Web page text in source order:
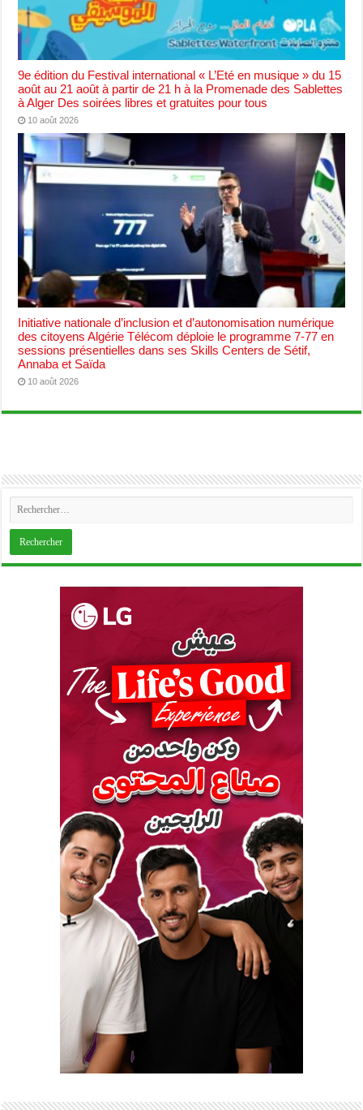
9e édition du Festival international « L’Eté en musique » du 15
août au 21 août à partir de 21 h à la Promenade des Sablettes
à Alger Des soirées libres et gratuites pour tous
10 août 2026
Initiative nationale d’inclusion et d’autonomisation numérique
des citoyens Algérie Télécom déploie le programme 7-77 en
sessions présentielles dans ses Skills Centers de Sétif,
Annaba et Saïda
10 août 2026